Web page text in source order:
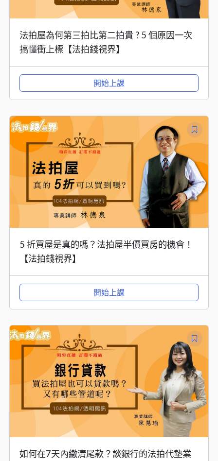
法拍屋為何第三拍比第二拍貴 ? 5 個原因一次
搞懂衝上標【法拍錢視界】
開始上課
5 折買屋是真的嗎？法拍屋半價買房的機會！
【法拍錢視界】
開始上課
如何在7天內繳清尾款？談銀行的法拍代墊業